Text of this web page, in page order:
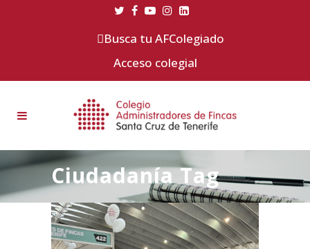
Busca tu AFColegiado
Acceso colegial
Ciudadanía Tag